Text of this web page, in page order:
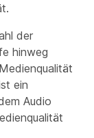
der
hinweg
ein
Audio